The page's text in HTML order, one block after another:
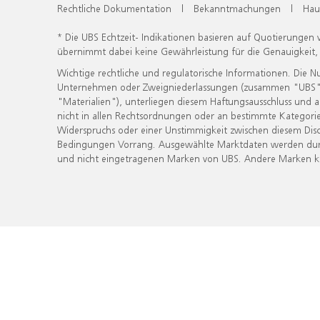
Rechtliche Dokumentation | Bekanntmachungen |
* Die UBS Echtzeit- Indikationen basieren auf
übernimmt dabei keine Gewährleistung für die
Wichtige rechtliche und regulatorische Informationen. Die
Unternehmen oder Zweigniederlassungen (zusammen
"Materialien"), unterliegen diesem Haftungsausschluss
nicht in allen Rechtsordnungen oder an bestimmte
Widerspruchs oder einer Unstimmigkeit zwischen diesem
Bedingungen Vorrang. Ausgewählte Marktdaten werden
und nicht eingetragenen Marken von UBS. Andere Marken